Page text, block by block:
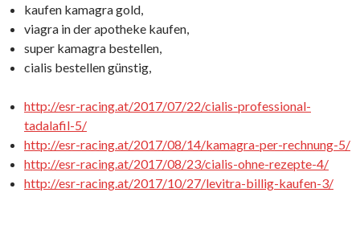
kaufen kamagra gold,
viagra in der apotheke kaufen,
super kamagra bestellen,
cialis bestellen günstig,
http://esr-racing.at/2017/07/22/cialis-professional-
tadalafil-5/
http://esr-racing.at/2017/08/14/kamagra-per-rechnung-5/
http://esr-racing.at/2017/08/23/cialis-ohne-rezepte-4/
http://esr-racing.at/2017/10/27/levitra-billig-kaufen-3/